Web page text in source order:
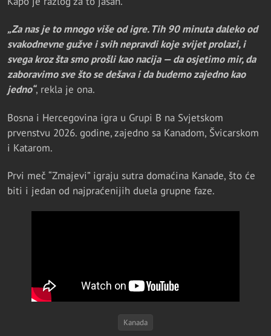
„Za nas je to mnogo više od igre. Tih 90 minuta daleko od
svakodnevne gužve i svih nepravdi koje svijet prolazi, i
svega kroz šta smo prošli kao nacija — da osjetimo mir, da
zaboravimo sve što se dešava i da budemo zajedno kao
jedno“, rekla je ona.
Bosna i Hercegovina igra u Grupi B na Svjetskom
prvenstvu 2026. godine, zajedno sa Kanadom, Švicarskom
i Katarom.
Prvi meč “Zmajevi” igraju sutra domaćina Kanade, što će
biti i jedan od najpraćenijih duela grupne faze.
Kanada